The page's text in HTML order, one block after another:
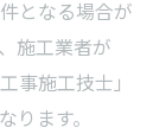
となる場合が
施工業者が
事施工技士」
ります。